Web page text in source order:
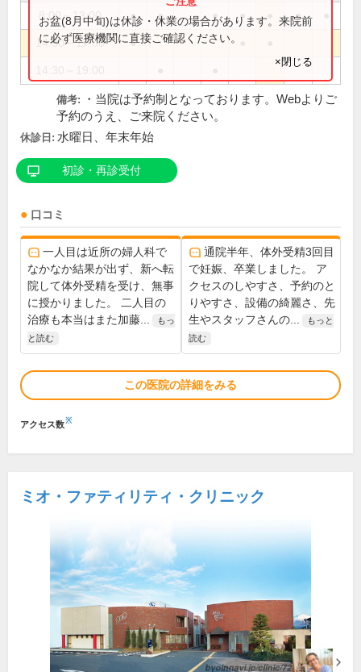
8:00～13:00 ● ● ● ● ●
14:30～17:00 ●
お盆(8月中旬)は休診・休業の場合があります。来院前
に必ず医療機関に直接ご確認ください。
×閉じる
備考:
・当院は予約制となっております。Webよりご
予約のうえ、ご来院ください。
休診日: 水曜日、年末年始
初診・再診受付
口コミ
一人目は近所の婦人科で
なかなか結果が出ず、新へ転
院して体外受精を受け、無事
に授かりました。 二人目の
治療も本当はまた加藤...
もっ
と読む
通院半年、体外受精3回目
で妊娠、卒業しました。 ア
クセスのしやすさ、予約のと
りやすさ、設備の綺麗さ、先
生やスタッフさんの...
もっと
読む
この医院の詳細をみる
アクセス数※
ミオ・ファティリティ・クリニック